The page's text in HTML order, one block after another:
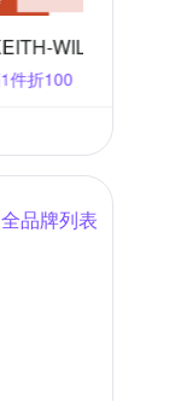
初色｜夏新品限時下單一件8折 二件75折(六)
全品牌列表